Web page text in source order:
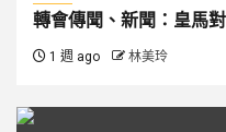
轉會傳聞、新聞：皇馬
1 週 ago 林美玲